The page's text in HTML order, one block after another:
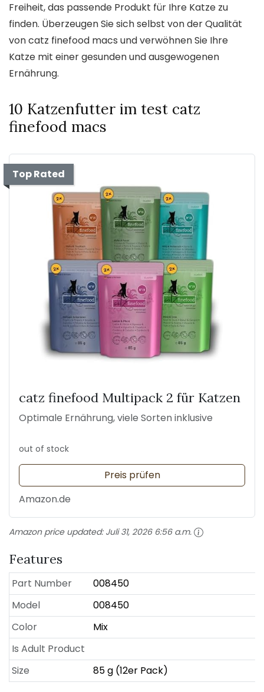
Freiheit, das passende Produkt für Ihre Katze zu
finden. Überzeugen Sie sich selbst von der Qualität
von catz finefood macs und verwöhnen Sie Ihre
Katze mit einer gesunden und ausgewogenen
Ernährung.
10 Katzenfutter im test catz
finefood macs
Top Rated
catz finefood Multipack 2 für Katzen
Optimale Ernährung, viele Sorten inklusive
out of stock
Preis prüfen
Amazon.de
Amazon price updated: Juli 31, 2026 6:56 a.m.
Features
Part Number
008450
Model
008450
Color
Mix
Is Adult Product
Size
85 g (12er Pack)